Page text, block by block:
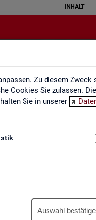
Zu diesem Zweck
Cookies Sie zulassen.
Sie in unserer
Auswahl
INHALT
Blick
zu den The­men